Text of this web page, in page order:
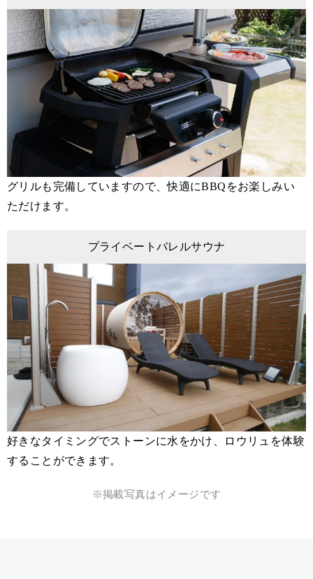
グリルも完備していますので、快適にBBQをお楽しみい
ただけます。
プライベートバレルサウナ
好きなタイミングでストーンに水をかけ、ロウリュを体験
することができます。
※掲載写真はイメージです